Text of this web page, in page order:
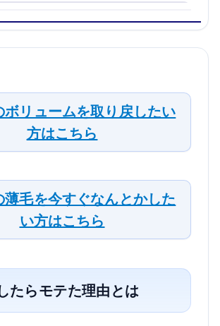
ボリュームを取り戻したい
方はこちら
薄毛を今すぐなんとかした
い方はこちら
たらモテた理由とは